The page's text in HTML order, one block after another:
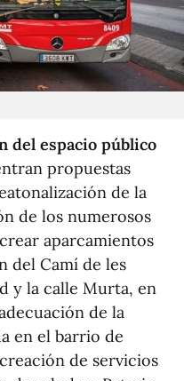
del espacio público
propuestas
de la
de los numerosos
aparcamientos
del Camí de les
y la calle Murta, en
de la
en el barrio de
de servicios